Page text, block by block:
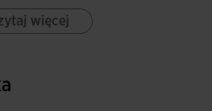
ten obszar odkryty, szybciej
najbardziej w tych sportach.
więcej